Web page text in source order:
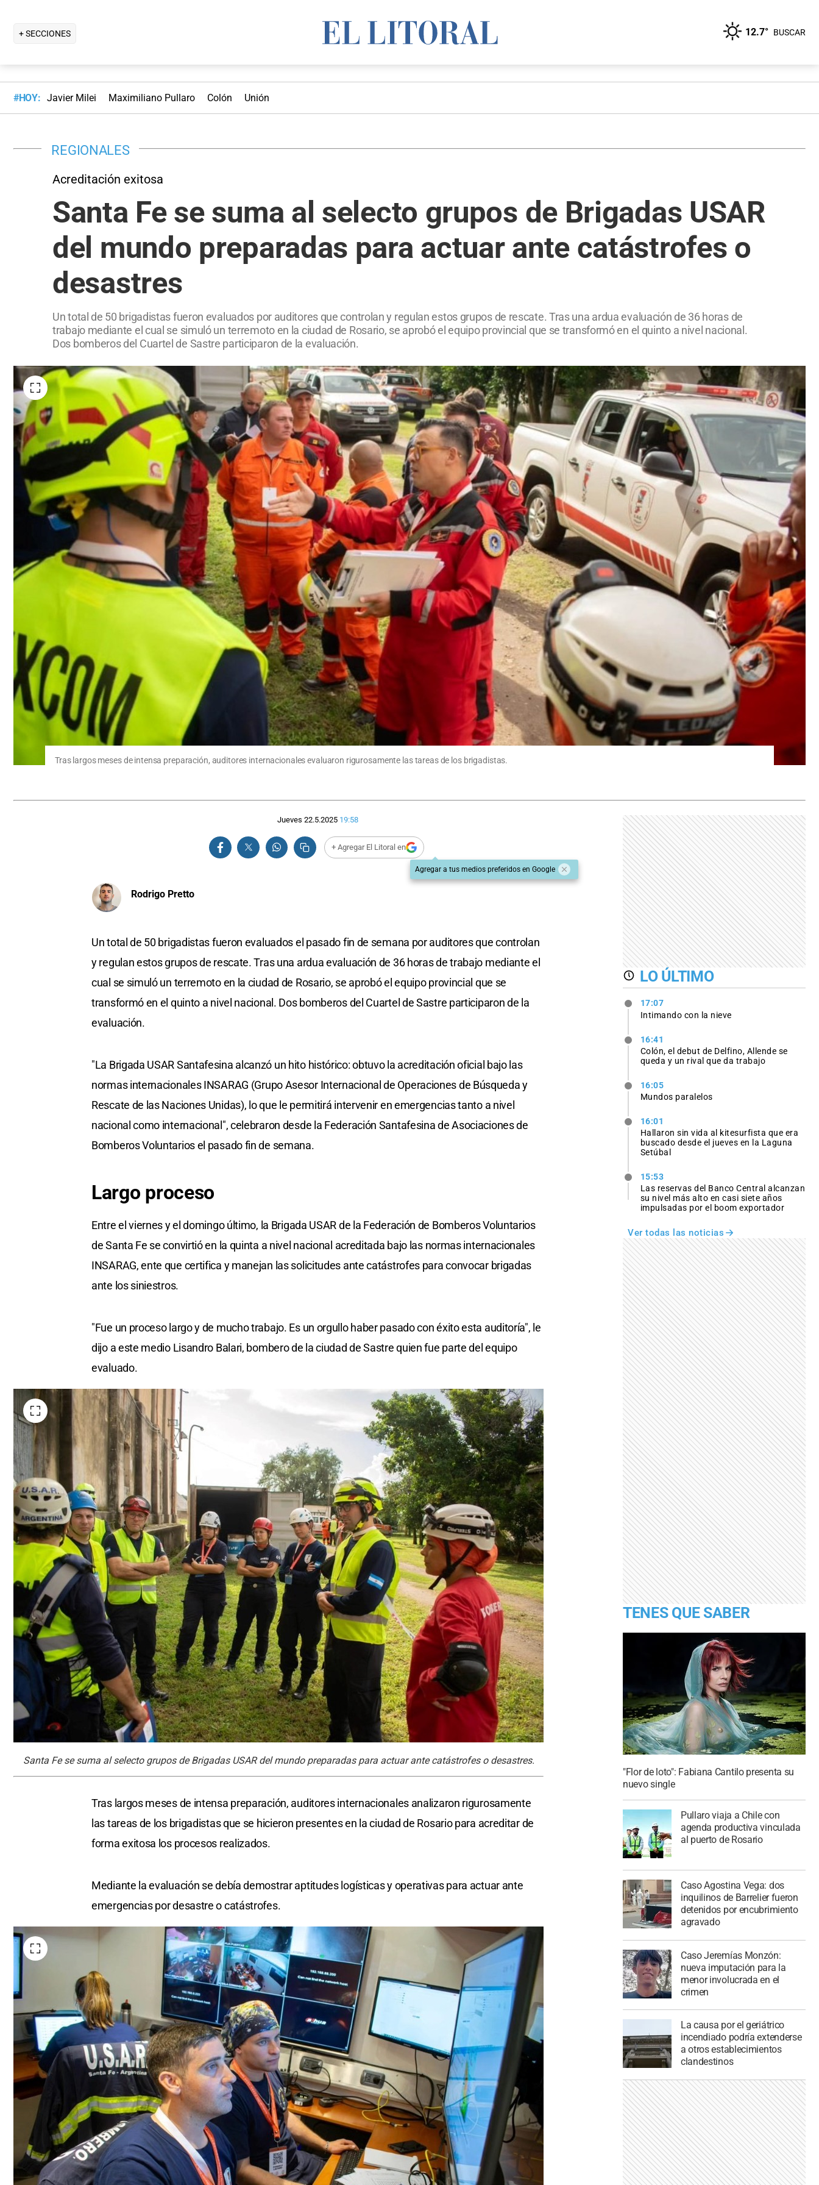
+ SECCIONES 12.7° BUSCAR
#HOY: Javier Milei Maximiliano Pullaro Colón Unión
REGIONALES
Acreditación exitosa
Santa Fe se suma al selecto grupos de Brigadas USAR
del mundo preparadas para actuar ante catástrofes o
desastres
Un total de 50 brigadistas fueron evaluados por auditores que controlan y regulan estos grupos de rescate. Tras una ardua evaluación de 36 horas de
trabajo mediante el cual se simuló un terremoto en la ciudad de Rosario, se aprobó el equipo provincial que se transformó en el quinto a nivel nacional.
Dos bomberos del Cuartel de Sastre participaron de la evaluación.
Tras largos meses de intensa preparación, auditores internacionales evaluaron rigurosamente las tareas de los brigadistas.
Jueves 22.5.2025 19:58
+ Agregar El Litoral en
Agregar a tus medios preferidos en Google
Rodrigo Pretto
Un total de 50 brigadistas fueron evaluados el pasado fin de semana por auditores que controlan
y regulan estos grupos de rescate. Tras una ardua evaluación de 36 horas de trabajo mediante el
cual se simuló un terremoto en la ciudad de Rosario, se aprobó el equipo provincial que se
transformó en el quinto a nivel nacional. Dos bomberos del Cuartel de Sastre participaron de la
evaluación.
"La Brigada USAR Santafesina alcanzó un hito histórico: obtuvo la acreditación oficial bajo las
normas internacionales INSARAG (Grupo Asesor Internacional de Operaciones de Búsqueda y
Rescate de las Naciones Unidas), lo que le permitirá intervenir en emergencias tanto a nivel
nacional como internacional", celebraron desde la Federación Santafesina de Asociaciones de
Bomberos Voluntarios el pasado fin de semana.
Largo proceso
Entre el viernes y el domingo último, la Brigada USAR de la Federación de Bomberos Voluntarios
de Santa Fe se convirtió en la quinta a nivel nacional acreditada bajo las normas internacionales
INSARAG, ente que certifica y manejan las solicitudes ante catástrofes para convocar brigadas
ante los siniestros.
"Fue un proceso largo y de mucho trabajo. Es un orgullo haber pasado con éxito esta auditoría", le
dijo a este medio Lisandro Balari, bombero de la ciudad de Sastre quien fue parte del equipo
evaluado.
Santa Fe se suma al selecto grupos de Brigadas USAR del mundo preparadas para actuar ante catástrofes o desastres.
Tras largos meses de intensa preparación, auditores internacionales analizaron rigurosamente
las tareas de los brigadistas que se hicieron presentes en la ciudad de Rosario para acreditar de
forma exitosa los procesos realizados.
Mediante la evaluación se debía demostrar aptitudes logísticas y operativas para actuar ante
emergencias por desastre o catástrofes.
LO ÚLTIMO
17:07
Intimando con la nieve
16:41
Colón, el debut de Delfino, Allende se
queda y un rival que da trabajo
16:05
Mundos paralelos
16:01
Hallaron sin vida al kitesurfista que era
buscado desde el jueves en la Laguna
Setúbal
15:53
Las reservas del Banco Central alcanzan
su nivel más alto en casi siete años
impulsadas por el boom exportador
Ver todas las noticias
TENES QUE SABER
"Flor de loto": Fabiana Cantilo presenta su
nuevo single
Pullaro viaja a Chile con
agenda productiva vinculada
al puerto de Rosario
Caso Agostina Vega: dos
inquilinos de Barrelier fueron
detenidos por encubrimiento
agravado
Caso Jeremías Monzón:
nueva imputación para la
menor involucrada en el
crimen
La causa por el geriátrico
incendiado podría extenderse
a otros establecimientos
clandestinos